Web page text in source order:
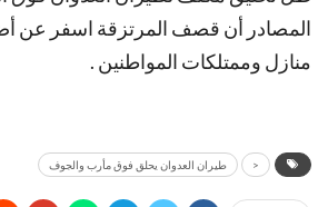
المصادر أن قصف المرتزقة اسفر عن
منازل وممتلكات المواطنين .
< طيران العدوان يحلق فوق مأرب والجوف